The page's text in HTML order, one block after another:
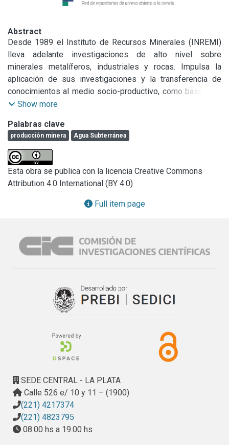
Abstract
Desde 1989 el Instituto de Recursos Minerales (INREMI)
lleva adelante investigaciones de alto nivel sobre
minerales metalíferos, industriales y rocas. Impulsa la
aplicación de sus investigaciones y la transferencia de
conocimientos al medio socio-productivo, como base para
potenciar las economías regionales de nuestro país. En
Buenos Aires, investigadores del Instituto explican dos
proyectos que brindan soluciones a problemas socio-
sanitarios y a la producción minera.
Show more
Palabras clave
producción minera Agua Subterránea
Esta obra se publica con la licencia Creative Commons
Attribution 4.0 International (BY 4.0)
Full item page
SEDE CENTRAL - LA PLATA
Calle 526 e/ 10 y 11 – (1900)
(221) 4217374
(221) 4823795
08.00 hs a 19.00 hs